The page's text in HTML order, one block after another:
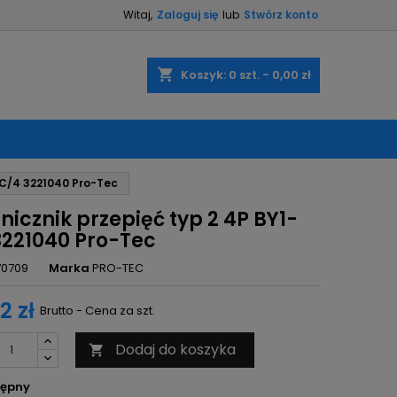
Witaj, Zaloguj się lub Stwórz konto
shopping_cart Koszyk: 0 szt. - 0,00 zł
4 3221040 Pro-Tec
przepięć typ 2 4P BY1-
Pro-Tec
Marka PRO-TEC
zł Brutto - Cena za szt.
 Dodaj do koszyka